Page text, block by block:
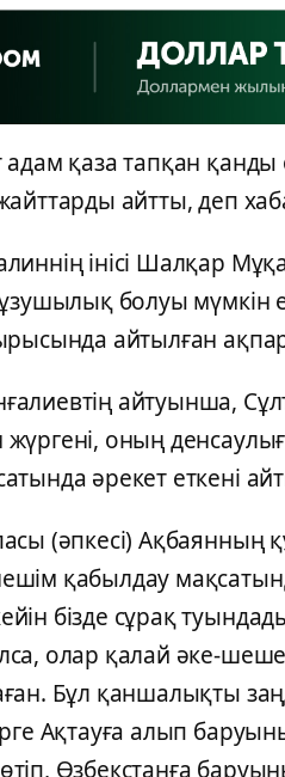
адам қаза тапқан
айтты, деп
інісі Шалқар
болуы мүмкін
айтылған
айтуынша,
оның
әрекет еткені
(әпкесі) Ақбаянның
қабылдаy
бізде сұрақ
олар қалай әке-
Бұл қаншалықты
Ақтауға алып
Өзбекстанға